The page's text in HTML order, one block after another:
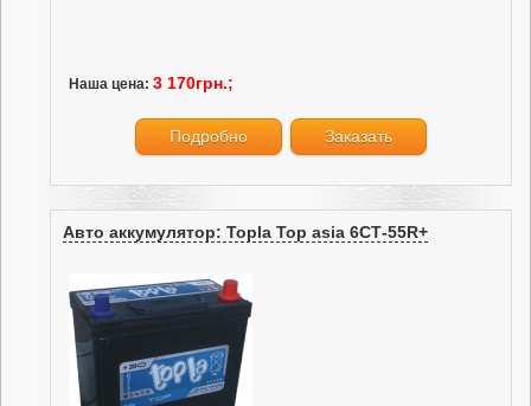
Наша цена: 3 170грн.;
Подробно Заказать
Авто аккумулятор: Topla Top asia 6СТ-55R+